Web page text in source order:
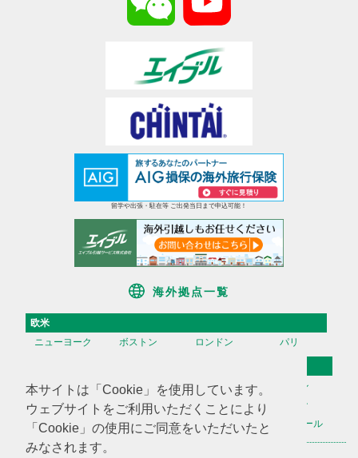
本サイトは「Cookie」を使用しています。
ウェブサイトをご利用いただくことにより
「Cookie」の使用にご同意をいただいたと
みなされます。
留学や出張・駐在等 ご出発当日まで申込可能！
海外拠点一覧
欧米
ニューヨーク
ボストン ロンドン パリ
香港
台湾 高雄
ソウル
天津
上海 蘇州
深セン
広州
ハノイ マニラ シンガポール